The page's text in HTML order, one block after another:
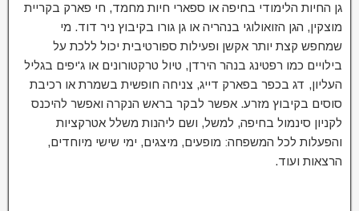
גן החיות הלימודי בחיפה או ספארי חיות מחמד, חי פארק בקריית
מוצקין, הגן הזואולוגי בנהריה או גן גורו בקיבוץ ניר דוד. מי
שמחפש קצת יותר אקשן ופעילות ספורטיבית יכול ללכת על
בילויים כמו רפטינג בנהר הירדן, טיול טרקטורונים או ג'יפים בגליל
העליון, דג בכפר בפארק דייג, צניחה חופשית בשמרת או רכיבת
סוסים בקיבוץ מזרע. אפשר לבקר בראש הנקרה ואפשר להיכנס
לקניון סינמול בחיפה, למשל, ושם ליהנות משלל אטרקציות
והפעלות לכל המשפחה: מופעים, מיצגים, ימי שישי מיוחדים,
הרצאות ועוד.